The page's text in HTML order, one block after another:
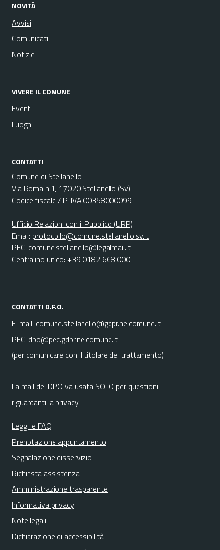
NOVITÀ
Avvisi
Comunicati
Notizie
VIVERE IL COMUNE
Eventi
Luoghi
CONTATTI
Comune di Stellanello
Via Roma n.1, 17020 Stellanello (Sv)
Codice fiscale / P. IVA:00358000099
Ufficio Relazioni con il Pubblico (URP)
Email: protocollo@comune.stellanello.sv.it
PEC: comune.stellanello@legalmail.it
Centralino unico: +39 0182 668.000
CONTATTI D.P.O.
E-mail: comune.stellanello@gdpr.nelcomune.it
PEC: dpo@pec.gdpr.nelcomune.it
(per comunicare con il titolare del trattamento)
La mail del DPO va usata SOLO per questioni
riguardanti la privacy
Leggi le FAQ
Prenotazione appuntamento
Segnalazione disservizio
Richiesta assistenza
Amministrazione trasparente
Informativa privacy
Note legali
Dichiarazione di accessibilità